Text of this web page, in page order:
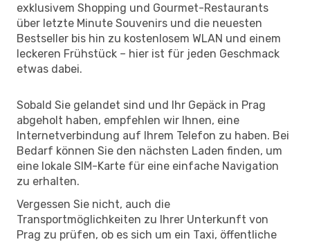
exklusivem Shopping und Gourmet-Restaurants
über letzte Minute Souvenirs und die neuesten
Bestseller bis hin zu kostenlosem WLAN und einem
leckeren Frühstück – hier ist für jeden Geschmack
etwas dabei.
Sobald Sie gelandet sind und Ihr Gepäck in Prag
abgeholt haben, empfehlen wir Ihnen, eine
Internetverbindung auf Ihrem Telefon zu haben. Bei
Bedarf können Sie den nächsten Laden finden, um
eine lokale SIM-Karte für eine einfache Navigation
zu erhalten.
Vergessen Sie nicht, auch die
Transportmöglichkeiten zu Ihrer Unterkunft von
Prag zu prüfen, ob es sich um ein Taxi, öffentliche